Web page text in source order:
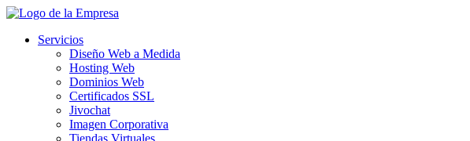
Servicios
Diseño Web a Medida
Hosting Web
Dominios Web
Certificados SSL
Jivochat
Imagen Corporativa
Tiendas Virtuales